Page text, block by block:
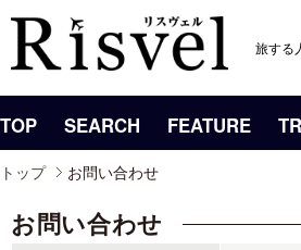
旅する
TOP SEARCH FEATURE
トップ お問い合わせ
お問い合わせ